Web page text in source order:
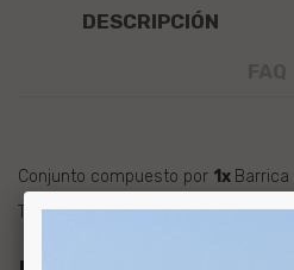
DESCRIPCIÓN
Conjunto compuesto por 1x
Taburete Alto Pino Pintado.